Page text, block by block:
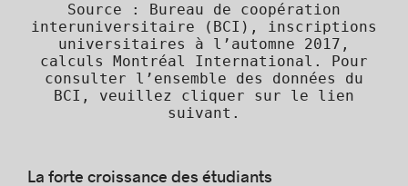
Source : Bureau de coopération
interuniversitaire (BCI), inscriptions
universitaires à l’automne 2017,
calculs Montréal International. Pour
consulter l’ensemble des données du
BCI, veuillez cliquer sur le lien
suivant .
La forte croissance des étudiants